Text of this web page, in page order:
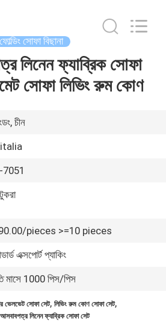
ফোল্ডিং সোফা বিছানা
লিনেন ফ্যাব্রিক সোফা
সোফা লিভিং রুম কোণ
চীন
7051
pieces >=10 pieces
এক্সপোর্ট প্যাকিং
মাসে 1000 পিস/পিস
ভেলভেট সোফা সেট,লিভিং রুম কোণ সোফা সেট,
লিনেন ফ্যাব্রিক সোফা সেট